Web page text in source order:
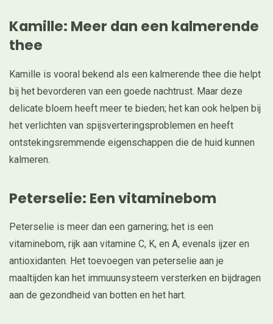
Kamille: Meer dan een kalmerende
thee
Kamille is vooral bekend als een kalmerende thee die helpt
bij het bevorderen van een goede nachtrust. Maar deze
delicate bloem heeft meer te bieden; het kan ook helpen bij
het verlichten van spijsverteringsproblemen en heeft
ontstekingsremmende eigenschappen die de huid kunnen
kalmeren.
Peterselie: Een vitaminebom
Peterselie is meer dan een garnering; het is een
vitaminebom, rijk aan vitamine C, K, en A, evenals ijzer en
antioxidanten. Het toevoegen van peterselie aan je
maaltijden kan het immuunsysteem versterken en bijdragen
aan de gezondheid van botten en het hart.